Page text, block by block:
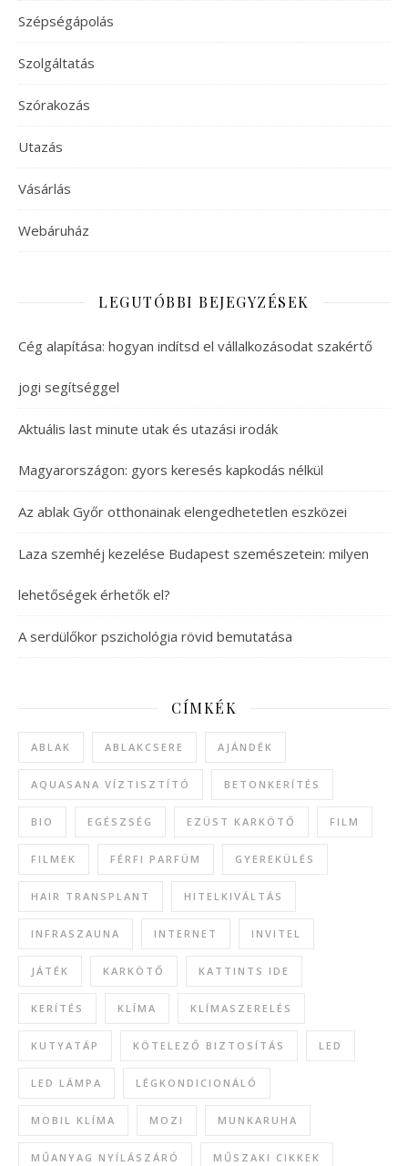
Szépségápolás
Szolgáltatás
Szórakozás
Utazás
Vásárlás
Webáruház
LEGUTÓBBI BEJEGYZÉSEK
Cég alapítása: hogyan indítsd el vállalkozásodat szakértő
jogi segítséggel
Aktuális last minute utak és utazási irodák
Magyarországon: gyors keresés kapkodás nélkül
Az ablak Győr otthonainak elengedhetetlen eszközei
Laza szemhéj kezelése Budapest szemészetein: milyen
lehetőségek érhetők el?
A serdülőkor pszichológia rövid bemutatása
CÍMKÉK
ABLAK ABLAKCSERE AJÁNDÉK
AQUASANA VÍZTISZTÍTÓ BETONKERÍTÉS
BIO EGÉSZSÉG EZÜST KARKÖTŐ FILM
FILMEK FÉRFI PARFÜM GYEREKÜLÉS
HAIR TRANSPLANT HITELKIVÁLTÁS
INFRASZAUNA INTERNET INVITEL
JÁTÉK KARKÖTŐ KATTINTS IDE
KERÍTÉS KLÍMA KLÍMASZERELÉS
KUTYATÁP KÖTELEZŐ BIZTOSÍTÁS LED
LED LÁMPA LÉGKONDICIONÁLÓ
MOBIL KLÍMA MOZI MUNKARUHA
MŰANYAG NYÍLÁSZÁRÓ MŰSZAKI CIKKEK